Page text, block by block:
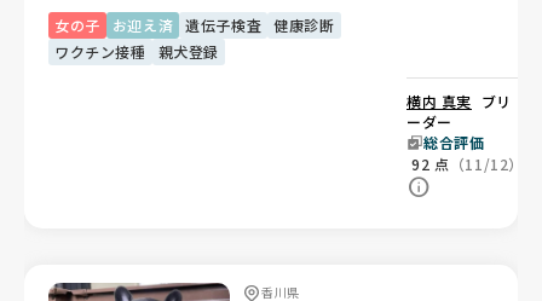
女の子
お迎え済 遺伝子検査
健康診断
ワクチン接種
親犬登録
横内 真実 ブリ
ーダー
総合評価
92 点 （11/12）
香川県